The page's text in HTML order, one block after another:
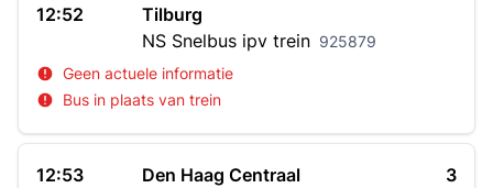
12:52
Tilburg
NS Snelbus ipv trein 925879
Geen actuele informatie
Bus in plaats van trein
12:53
Den Haag Centraal
3